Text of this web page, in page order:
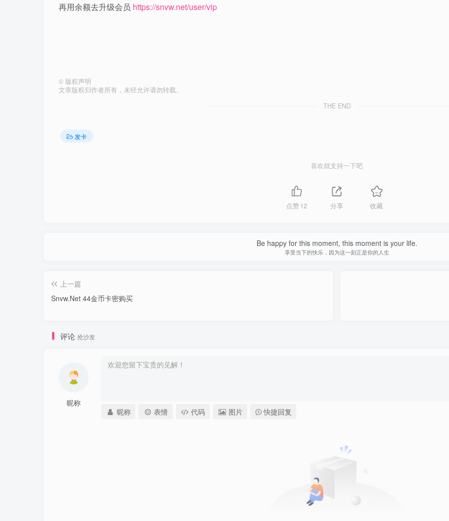
再用余额去升级会员 https://snvw.net/user/vip
© 版权声明
文章版权归作者所有，未经允许请勿转载。
THE END
发卡
喜欢就支持一下吧
点赞12 分享 收藏
Be happy for this moment, this moment is your life.
享受当下的快乐，因为这一刻正是你的人生
上一篇
Snvw.Net 44金币卡密购买
评论 抢沙发
昵称
昵称
表情 代码 图片 快捷回复